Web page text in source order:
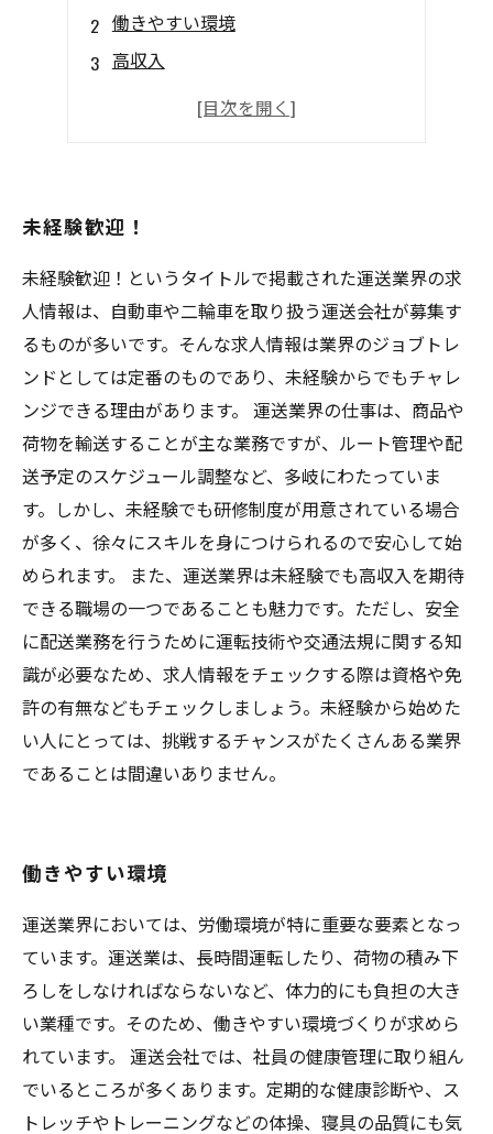
働きやすい環境
高収入
学習サポートあり
未経験歓迎！
未経験歓迎！というタイトルで掲載された運送業界の求
人情報は、自動車や二輪車を取り扱う運送会社が募集す
るものが多いです。そんな求人情報は業界のジョブトレ
ンドとしては定番のものであり、未経験からでもチャレ
ンジできる理由があります。 運送業界の仕事は、商品や
荷物を輸送することが主な業務ですが、ルート管理や配
送予定のスケジュール調整など、多岐にわたっていま
す。しかし、未経験でも研修制度が用意されている場合
が多く、徐々にスキルを身につけられるので安心して始
められます。 また、運送業界は未経験でも高収入を期待
できる職場の一つであることも魅力です。ただし、安全
に配送業務を行うために運転技術や交通法規に関する知
識が必要なため、求人情報をチェックする際は資格や免
許の有無などもチェックしましょう。未経験から始めた
い人にとっては、挑戦するチャンスがたくさんある業界
であることは間違いありません。
働きやすい環境
運送業界においては、労働環境が特に重要な要素となっ
ています。運送業は、長時間運転したり、荷物の積み下
ろしをしなければならないなど、体力的にも負担の大き
い業種です。そのため、働きやすい環境づくりが求めら
れています。 運送会社では、社員の健康管理に取り組ん
でいるところが多くあります。定期的な健康診断や、ス
トレッチやトレーニングなどの体操、寝具の品質にも気